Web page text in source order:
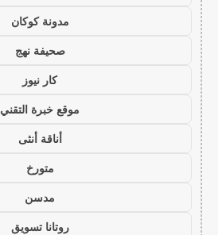
مدونة كوكان
صحيفة نهج
كار نيوز
موقع خبرة التقني
أناقة أنثى
متورخ
مدسن
روتانا تسويق